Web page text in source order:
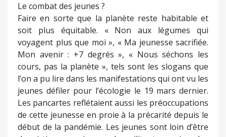
Le combat des jeunes ?
Faire en sorte que la planète reste habitable et
soit plus équitable. « Non aux légumes qui
voyagent plus que moi », « Ma jeunesse sacrifiée.
Mon avenir : +7 degrés », « Nous séchons les
cours, pas la planète », tels sont les slogans que
l’on a pu lire dans les manifestations qui ont vu les
jeunes défiler pour l’écologie le 19 mars dernier.
Les pancartes reflétaient aussi les préoccupations
de cette jeunesse en proie à la précarité depuis le
début de la pandémie. Les jeunes sont loin d’être